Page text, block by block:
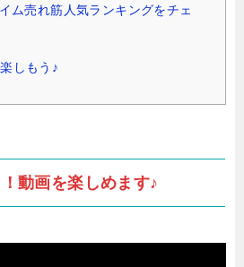
ム売れ筋人気ランキングをチェ
しもう♪
動画を楽しめます♪